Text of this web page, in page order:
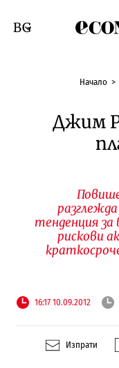
Смяна на език
Начало
Джим
тенденция
рискови
16:17 10.09.2012
Изпрати